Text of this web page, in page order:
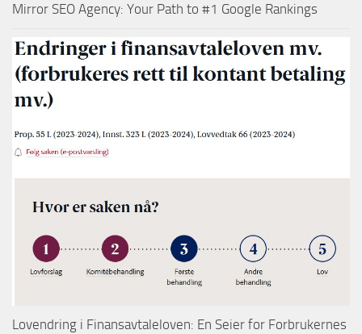
Mirror SEO Agency: Your Path to #1 Google Rankings
Lovendring i Finansavtaleloven: En Seier for Forbrukernes